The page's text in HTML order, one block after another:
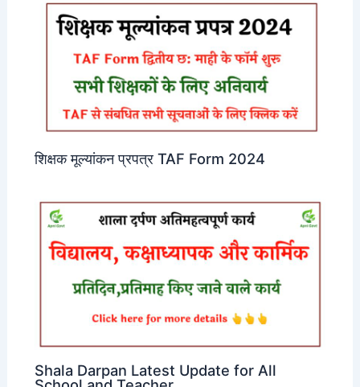
शिक्षक मूल्यांकन प्रपत्र TAF Form 2024
Shala Darpan Latest Update for All